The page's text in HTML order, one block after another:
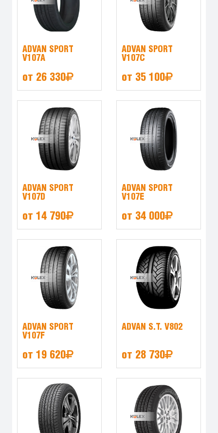
ADVAN SPORT
V107A
от 26 330
ADVAN SPORT
V107C
от 35 100
ADVAN SPORT
V107D
от 14 790
ADVAN SPORT
V107E
от 34 000
ADVAN SPORT
V107F
от 19 620
ADVAN S.T. V802
от 28 730